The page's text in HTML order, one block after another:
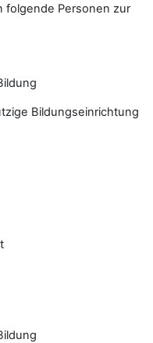
folgende Personen zur
Bildungseinrichtung